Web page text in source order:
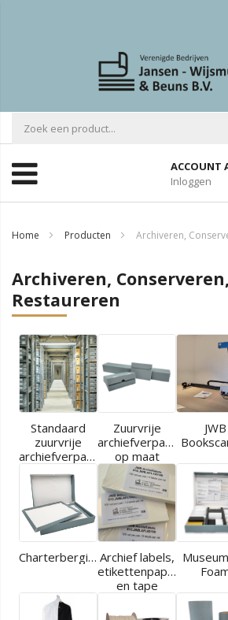
ACCOUNT
Inloggen
Home Producten Archiveren,
Archiveren, Conserveren,
Restaureren
Standaard
zuurvrije
archiefverpakkingen
Zuurvrije
archiefverpakkingen
op maat
JWB
Charterbergingen Archief labels,
etikettenpapier
en tape